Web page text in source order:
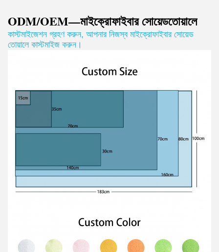
ODM/OEM—মাইক্রোফাইবার সোয়েডতোয়ালে
কাস্টমাইজেশন গ্রহণ করুন, আপনার নিজস্ব মাইক্রোফাইবার সোয়েড
তোয়ালে কাস্টমাইজ করুন।